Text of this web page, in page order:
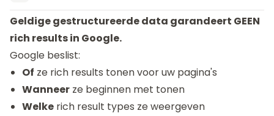
Geldige gestructureerde data garandeert GEEN
rich results in Google.
Google beslist:
Of ze rich results tonen voor uw pagina's
Wanneer ze beginnen met tonen
Welke rich result types ze weergeven